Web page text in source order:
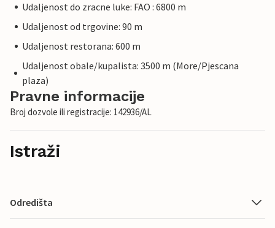
Udaljenost do zracne luke: FAO : 6800 m
Udaljenost od trgovine: 90 m
Udaljenost restorana: 600 m
Udaljenost obale/kupalista: 3500 m (More/Pjescana
plaza)
Pravne informacije
Broj dozvole ili registracije: 142936/AL
Istraži
Odredišta